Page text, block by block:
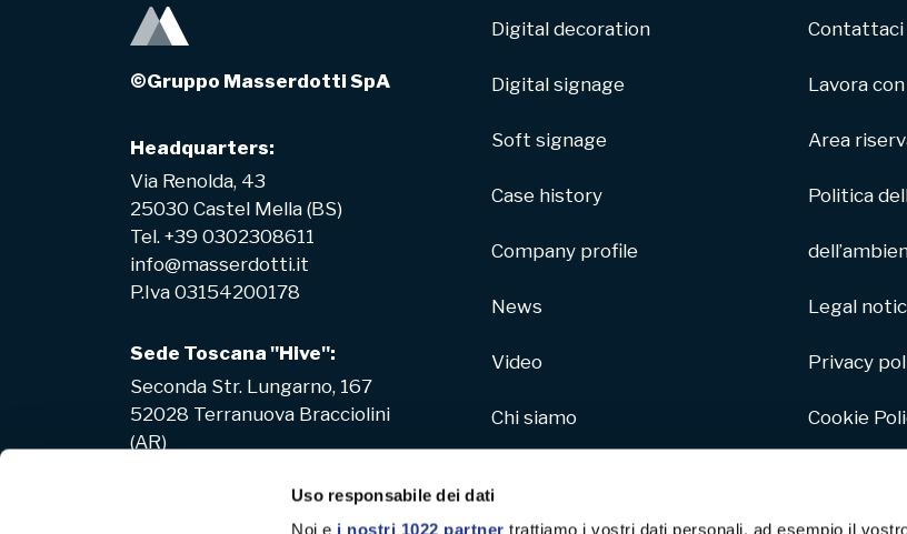
Uso responsabile dei dati
Noi e i nostri 1022 partner trattiamo i vostri dati personali, ad esempio il
©Gruppo Masserdotti SpA
Headquarters:
Via Renolda, 43
25030 Castel Mella (BS)
Tel. +39 0302308611
info@masserdotti.it
P.Iva 03154200178
Sede Toscana "Hive":
Seconda Str. Lungarno, 167
52028 Terranuova Bracciolini
(AR)
Digital decoration
Digital signage
Soft signage
Case history
Company profile
News
Video
Chi siamo
Hive
Contattaci
Lavora
Area
Politica
Legal
Privacy
Cookie